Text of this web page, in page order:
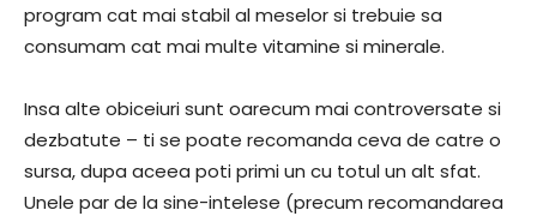
program cat mai stabil al meselor si trebuie sa
consumam cat mai multe vitamine si minerale.
Insa alte obiceiuri sunt oarecum mai controversate si
dezbatute – ti se poate recomanda ceva de catre o
sursa, dupa aceea poti primi un cu totul un alt sfat.
Unele par de la sine-intelese (precum recomandarea